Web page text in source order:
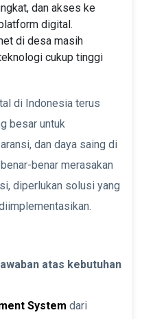
dan akses ke
digital.
di desa masih
cukup tinggi
di Indonesia terus
besar untuk
dan daya saing di
benar merasakan
diperlukan solusi yang
atas kebutuhan
System dari